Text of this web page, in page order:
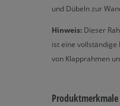
und Dübeln zur
Hinweis: Dieser
ist eine
von Klapprahmen